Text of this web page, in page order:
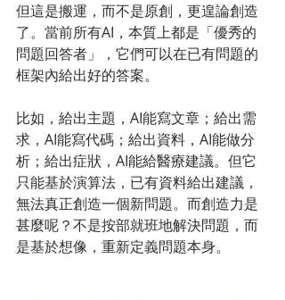
但這是搬運，而不是原創，更遑論創造
了。當前所有AI，本質上都是「優秀的
問題回答者」，它們可以在已有問題的
框架內給出好的答案。
比如，給出主題，AI能寫文章；給出需
求，AI能寫代碼；給出資料，AI能做分
析；給出症狀，AI能給醫療建議。但它
只能基於演算法，已有資料給出建議，
無法真正創造一個新問題。而創造力是
甚麼呢？不是按部就班地解決問題，而
是基於想像，重新定義問題本身。